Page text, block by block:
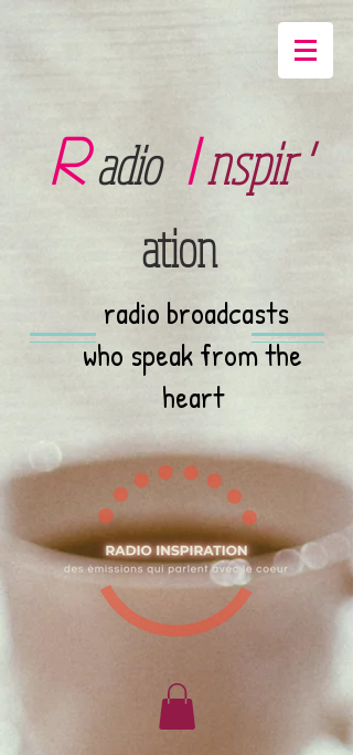
R adio I nspir '
ation
radio broadcasts
who speak from the
heart